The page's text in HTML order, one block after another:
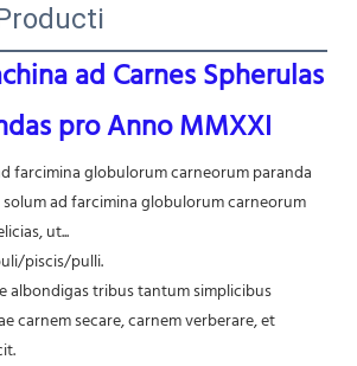
ad Carnes Spherulas
pro Anno MMXXI
farcimina globulorum carneorum paranda
ad farcimina globulorum carneorum
ut...
piscis/pulli.
albondigas tribus tantum simplicibus
carnem secare, carnem verberare, et